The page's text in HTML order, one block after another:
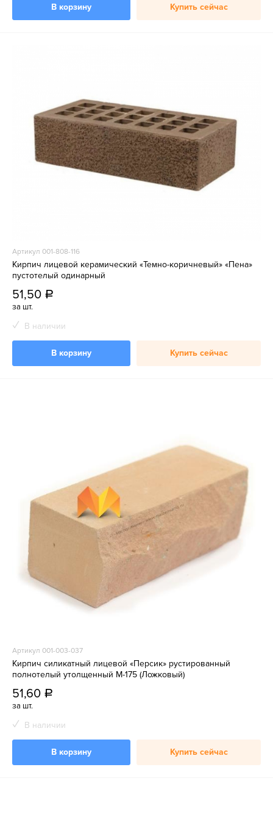
В корзину Купить сейчас
Артикул 001-808-116
Кирпич лицевой керамический «Темно-коричневый» «Пена»
пустотелый одинарный
51,50 a
за шт.
В наличии
В корзину Купить сейчас
Артикул 001-003-037
Кирпич силикатный лицевой «Персик» рустированный
полнотелый утолщенный М-175 (Ложковый)
51,60 a
за шт.
В наличии
В корзину Купить сейчас